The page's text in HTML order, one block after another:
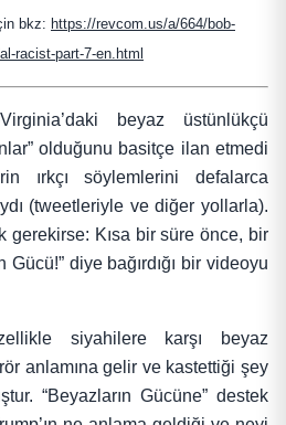
bkz: https://revcom.us/a/664/bob-
racist-part-7-en.html
beyaz üstünlükçü
olduğunu basitçe ilan etmedi
ırkçı söylemlerini defalarca
(tweetleriyle ve diğer yollarla).
gerekirse: Kısa bir süre önce, bir
diye bağırdığı bir videoyu
siyahilere karşı beyaz
anlamına gelir ve kastettiği şey
“Beyazların Gücüne” destek